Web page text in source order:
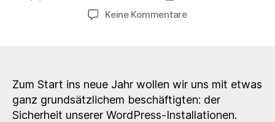
Keine Kommentarezu
Sicherheit
Zum Start ins neue Jahr wollen wir uns mit etwas
ganz grundsätzlichem beschäftigten: der
Sicherheit unserer WordPress-Installationen.